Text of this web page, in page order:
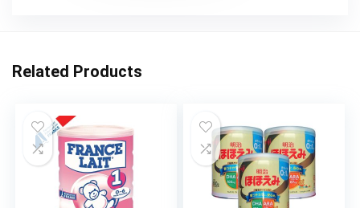
Related Products